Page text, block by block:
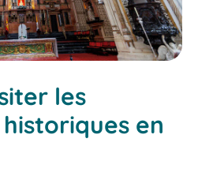
les
en